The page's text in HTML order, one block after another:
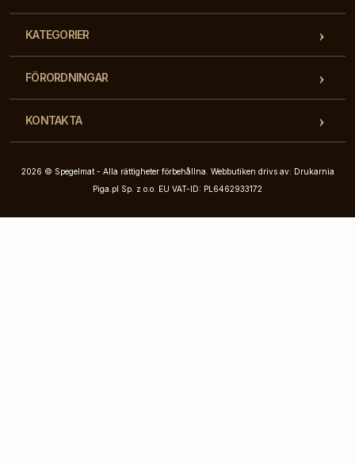
KATEGORIER
FÖRORDNINGAR
KONTAKTA
2026 © Spegelmat - Alla rättigheter förbehållna. Webbutiken drivs av: Drukarnia
Piga.pl Sp. z o.o. EU VAT-ID: PL6462933172